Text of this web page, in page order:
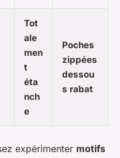
Tot
ale
men
t
éta
nch
e
Poches
zippées
dessou
s rabat
expérimenter motifs